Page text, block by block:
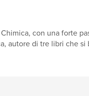
con una forte
autore di tre libri che si